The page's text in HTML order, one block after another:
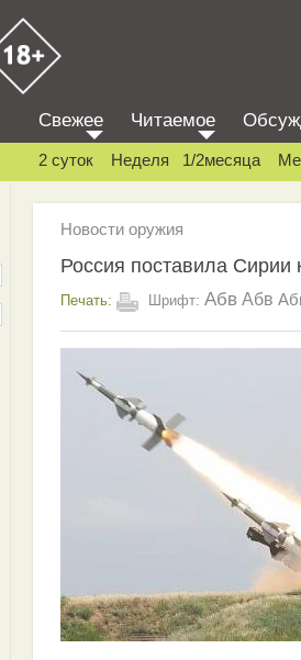
Свежее Читаемое
2 суток Неделя 1/2месяца
Новости оружия
Россия поставила
Печать: Шрифт: Абв Абв